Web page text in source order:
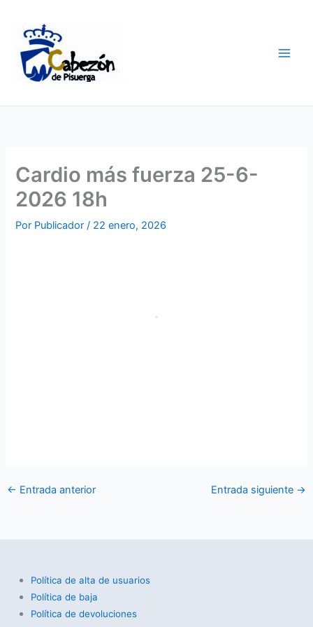
contenido
Cardio más fuerza 25-6-
2026 18h
Por Publicador/ 22 enero, 2026
← Entrada anterior Entrada siguiente →
Política de alta de usuarios
Política de baja
Política de devoluciones